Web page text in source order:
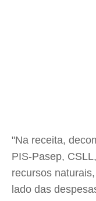
"Na receita,
PIS-Pasep,
recursos
lado das